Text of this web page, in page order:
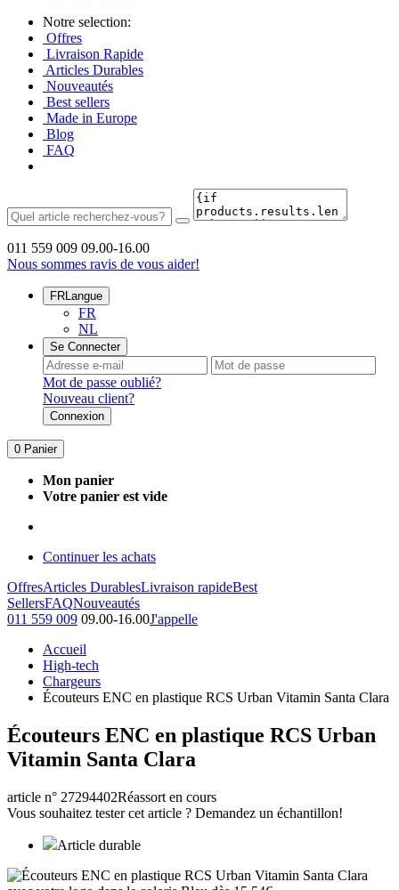
Notre selection:
Offres
Livraison Rapide
Articles Durables
Nouveautés
Best sellers
Made in Europe
Blog
FAQ
011 559 009 09.00-16.00
Nous sommes ravis de vous aider!
FRLangue
FR
NL
Se Connecter
Mot de passe oublié?
Nouveau client?
Connexion
0 Panier
Mon panier
Votre panier est vide
Continuer les achats
OffresArticles DurablesLivraison rapideBest
SellersFAQNouveautés
011 559 009 09.00-16.00J'appelle
Accueil
High-tech
Chargeurs
Écouteurs ENC en plastique RCS Urban Vitamin Santa Clara
Écouteurs ENC en plastique RCS Urban
Vitamin Santa Clara
article n° 27294402Réassort en cours
Vous souhaitez tester cet article ? Demandez un échantillon!
Article durable